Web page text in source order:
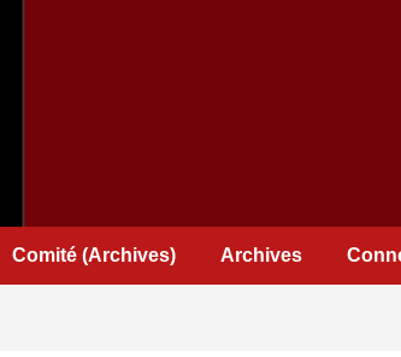
Comité (Archives) Archives